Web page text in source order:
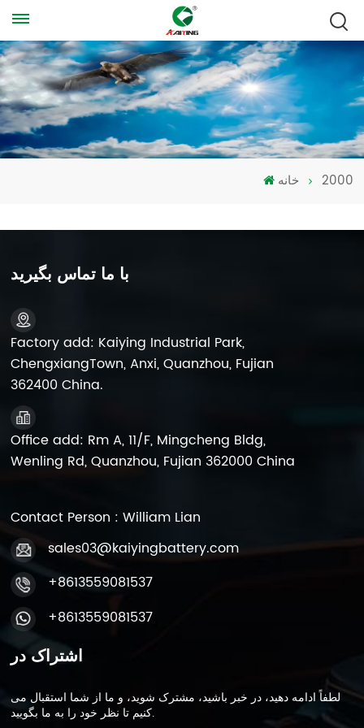
خانه 2000
با ما تماس بگیرید
Factory add: Kaiying Industrial Park,
ChengxiangTown, Anxi, Quanzhou, Fujian
362400 China.
Office add: Rm A, 11/F, Mingcheng Bldg,
Wenling Rd, Quanzhou, Fujian 362000 China
Contact Person : William Lian
sales03@kaiyingbattery.com
+8613559081537
+8613559081537
اشتراک در
لطفاً ادامه دهید، در خبر باشید، مشترک شوید، و ما از شما استقبال می
کنیم تا نظر خود را به ما بگویید.